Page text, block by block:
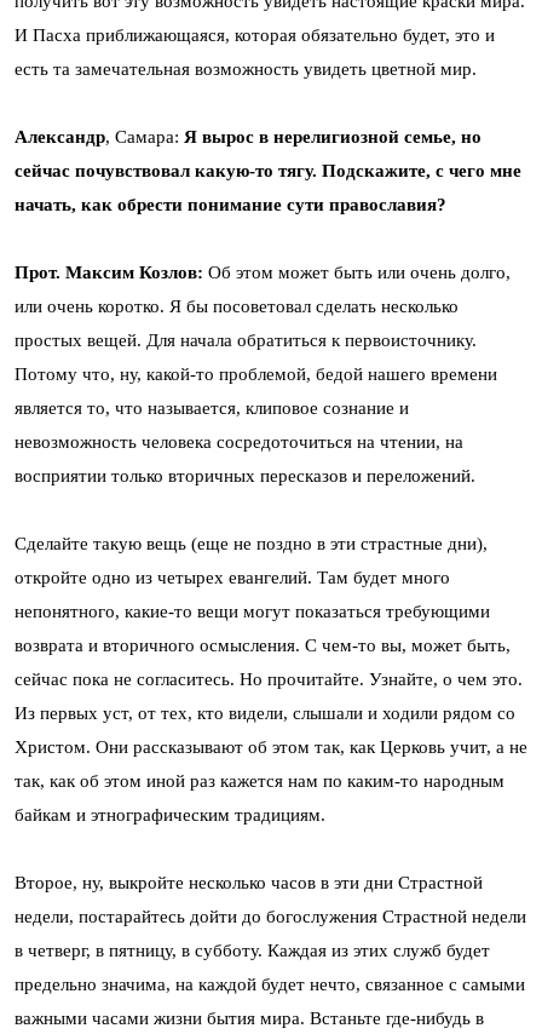
И Пасха приближающаяся, которая обязательно будет, это и
есть та замечательная возможность увидеть цветной мир.
Александр, Самара: Я вырос в нерелигиозной семье, но
сейчас почувствовал какую-то тягу. Подскажите, с чего мне
начать, как обрести понимание сути православия?
Прот. Максим Козлов: Об этом может быть или очень долго,
или очень коротко. Я бы посоветовал сделать несколько
простых вещей. Для начала обратиться к первоисточнику.
Потому что, ну, какой-то проблемой, бедой нашего времени
является то, что называется, клиповое сознание и
невозможность человека сосредоточиться на чтении, на
восприятии только вторичных пересказов и переложений.
Сделайте такую вещь (еще не поздно в эти страстные дни),
откройте одно из четырех евангелий. Там будет много
непонятного, какие-то вещи могут показаться требующими
возврата и вторичного осмысления. С чем-то вы, может быть,
сейчас пока не согласитесь. Но прочитайте. Узнайте, о чем это.
Из первых уст, от тех, кто видели, слышали и ходили рядом со
Христом. Они рассказывают об этом так, как Церковь учит, а не
так, как об этом иной раз кажется нам по каким-то народным
байкам и этнографическим традициям.
Второе, ну, выкройте несколько часов в эти дни Страстной
недели, постарайтесь дойти до богослужения Страстной недели
в четверг, в пятницу, в субботу. Каждая из этих служб будет
предельно значима, на каждой будет нечто, связанное с самыми
важными часами жизни бытия мира. Встаньте где-нибудь в